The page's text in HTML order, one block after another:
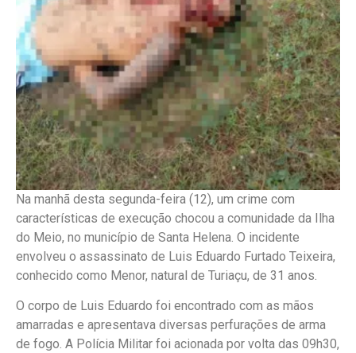
Na manhã desta segunda-feira (12), um crime com
características de execução chocou a comunidade da Ilha
do Meio, no município de Santa Helena. O incidente
envolveu o assassinato de Luis Eduardo Furtado Teixeira,
conhecido como Menor, natural de Turiaçu, de 31 anos.
O corpo de Luis Eduardo foi encontrado com as mãos
amarradas e apresentava diversas perfurações de arma
de fogo. A Polícia Militar foi acionada por volta das 09h30,